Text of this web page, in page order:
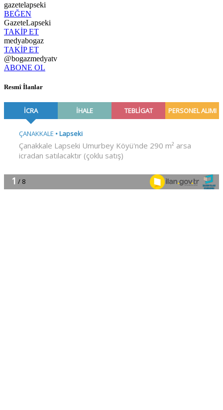
gazetelapseki
BEĞEN
GazeteLapseki
TAKİP ET
medyabogaz
TAKİP ET
@bogazmedyatv
ABONE OL
Resmî İlanlar